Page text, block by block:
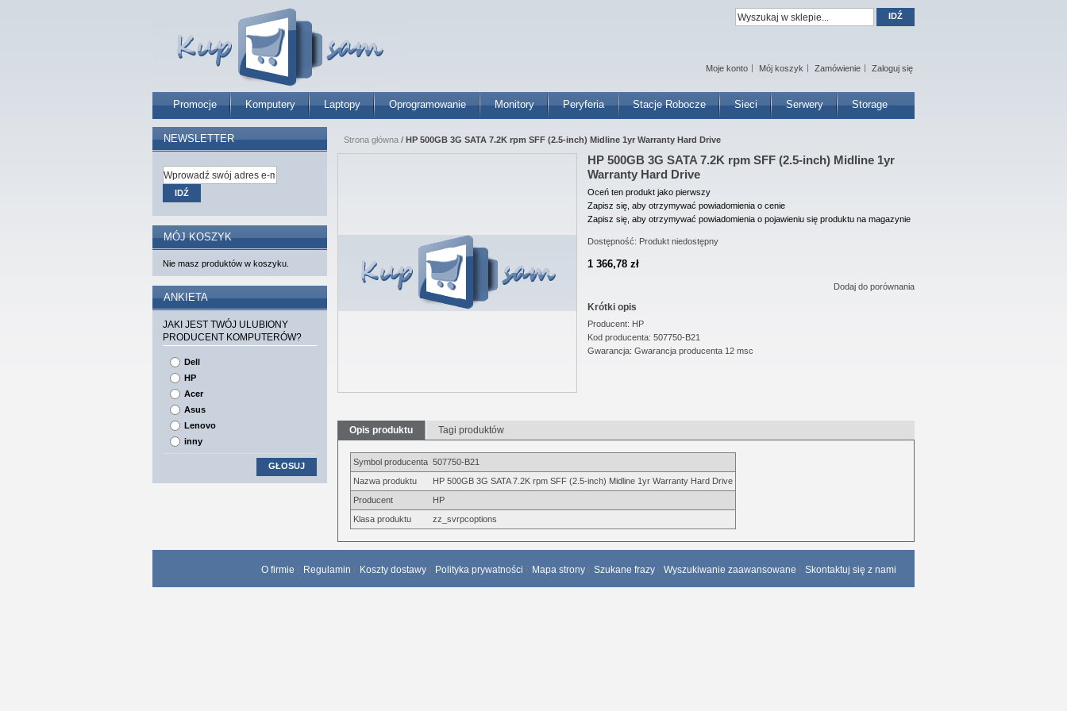
Promocje Komputery Laptopy Oprogramowanie Monitory Peryferia Stacje Robocze Sieci Serwery Storage
Moje konto Mój koszyk Zamówienie Zaloguj się
IDŹ
Strona główna / HP 500GB 3G SATA 7.2K rpm SFF (2.5-inch) Midline 1yr Warranty Hard Drive
HP 500GB 3G SATA 7.2K rpm SFF (2.5-inch) Midline 1yr
Warranty Hard Drive
Oceń ten produkt jako pierwszy
Zapisz się, aby otrzymywać powiadomienia o cenie
Zapisz się, aby otrzymywać powiadomienia o pojawieniu się produktu na magazynie
Dostępność: Produkt niedostępny
1 366,78 zł
Dodaj do porównania
Krótki opis
Producent: HP
Kod producenta: 507750-B21
Gwarancja: Gwarancja producenta 12 msc
Opis produktu Tagi produktów
Symbol producenta 507750-B21
Nazwa produktu
HP 500GB 3G SATA 7.2K rpm SFF (2.5-inch) Midline 1yr Warranty Hard Drive
Producent
HP
Klasa produktu
zz_svrpcoptions
NEWSLETTER
IDŹ
MÓJ KOSZYK
Nie masz produktów w koszyku.
ANKIETA
JAKI JEST TWÓJ ULUBIONY
PRODUCENT KOMPUTERÓW?
Dell
HP
Acer
Asus
Lenovo
inny
GŁOSUJ
O firmie Regulamin Koszty dostawy Polityka prywatności Mapa strony Szukane frazy Wyszukiwanie zaawansowane Skontaktuj się z nami